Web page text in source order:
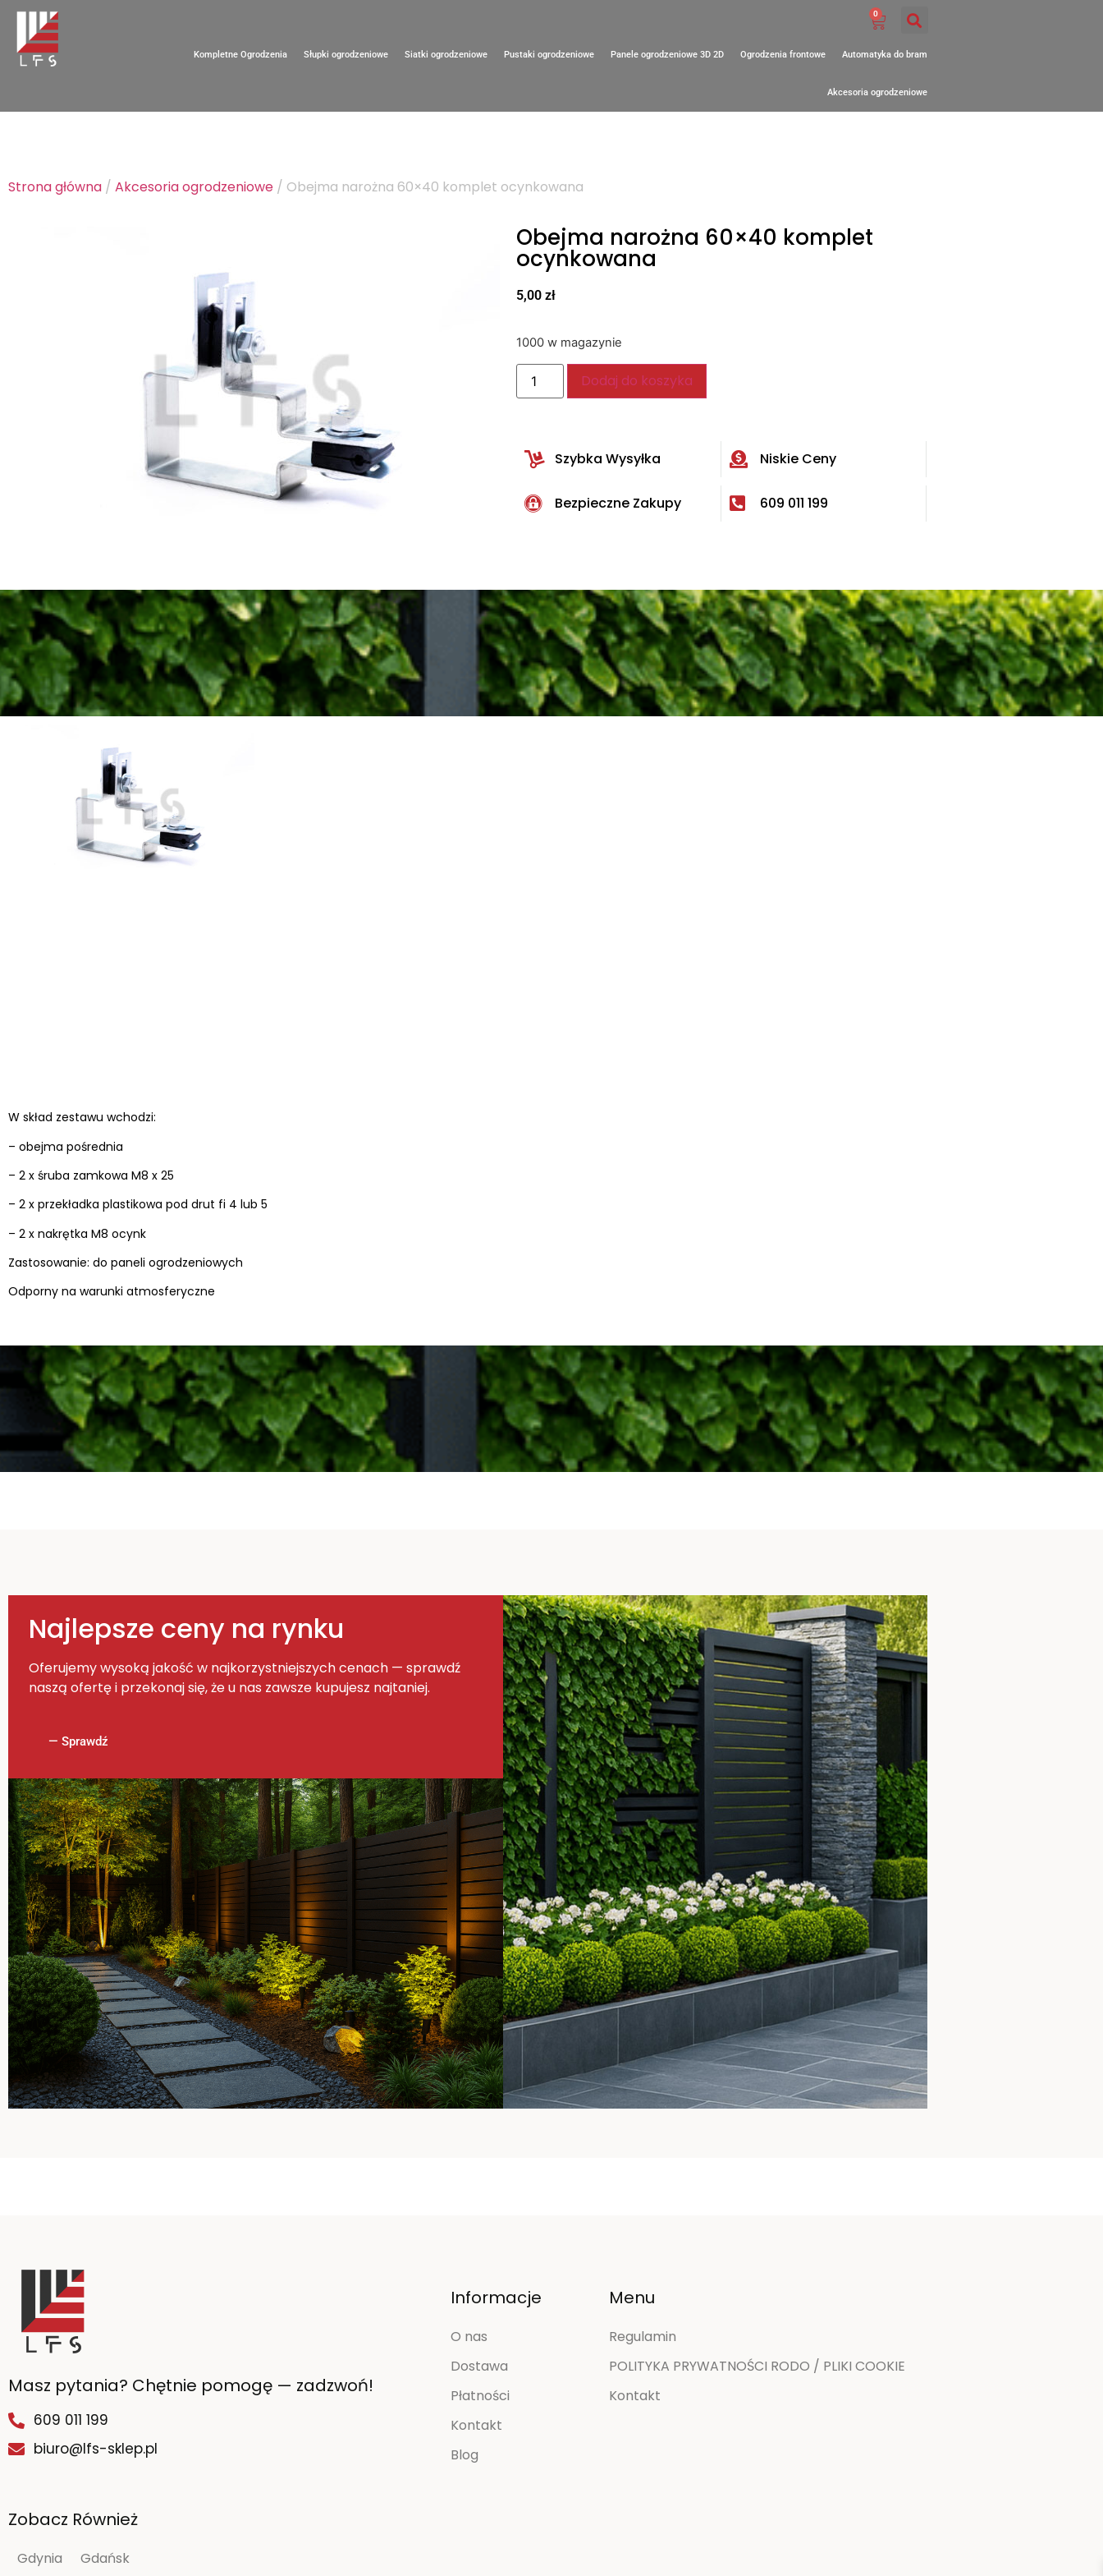
0
Kompletne Ogrodzenia Słupki ogrodzeniowe Siatki ogrodzeniowe Pustaki ogrodzeniowe Panele ogrodzeniowe 3D 2D Ogrodzenia frontowe Automatyka do bram
Akcesoria ogrodzeniowe
Strona główna / Akcesoria ogrodzeniowe / Obejma narożna 60×40 komplet ocynkowana
Obejma narożna 60×40 komplet
ocynkowana
5,00zł
1000 w magazynie
Dodaj do koszyka
Szybka Wysyłka Niskie Ceny
Bezpieczne Zakupy 609 011 199
W skład zestawu wchodzi:
– obejma pośrednia
– 2 x śruba zamkowa M8 x 25
– 2 x przekładka plastikowa pod drut fi 4 lub 5
– 2 x nakrętka M8 ocynk
Zastosowanie: do paneli ogrodzeniowych
Odporny na warunki atmosferyczne
Najlepsze ceny na rynku
Oferujemy wysoką jakość w najkorzystniejszych cenach — sprawdź
naszą ofertę i przekonaj się, że u nas zawsze kupujesz najtaniej.
— Sprawdź
Masz pytania? Chętnie pomogę — zadzwoń!
609 011 199
biuro@lfs-sklep.pl
Informacje
O nas
Dostawa
Płatności
Kontakt
Blog
Menu
Regulamin
POLITYKA PRYWATNOŚCI RODO / PLIKI COOKIE
Kontakt
Zobacz Również
Gdynia Gdańsk